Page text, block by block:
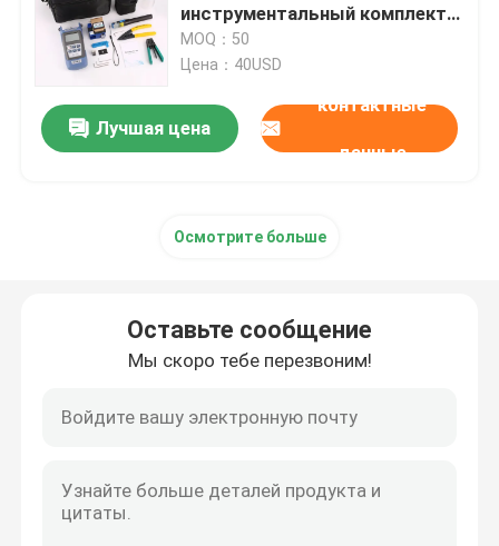
инструментальный комплект
носовой сумки портативный
комплект
MOQ：50
Цена：40USD
Лучшая цена
контактные
данные
Осмотрите больше
Оставьте сообщение
Мы скоро тебе перезвоним!